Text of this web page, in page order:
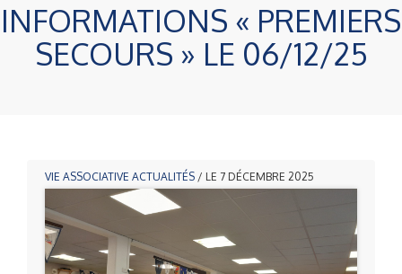
INFORMATIONS « PREMIERS
SECOURS » LE 06/12/25
VIE ASSOCIATIVE ACTUALITÉS / LE 7 DÉCEMBRE 2025